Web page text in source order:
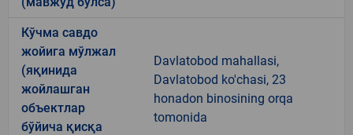
Кўчма савдо
жойига мўлжал
(яқинида
жойлашган
объектлар
бўйича қисқа
Davlatobod mahallasi,
Davlatobod ko'chasi, 23
honadon binosining orqa
tomonida